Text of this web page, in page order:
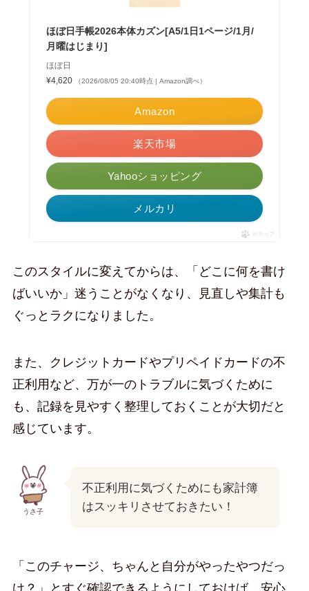
ほぼ日手帳2026本体カズン[A5/1日1ページ/1月/
月曜はじまり]
ほぼ日
¥4,620
（2026/08/05 20:40時点 | Amazon調べ）
Amazon
楽天市場
Yahooショッピング
メルカリ
ポチップ
このスタイルに変えてからは、「どこに何を書け
ばいいか」迷うことがなくなり、見直しや集計も
ぐっとラクになりました。
また、クレジットカードやプリペイドカードの不
正利用など、万が一のトラブルに気づくために
も、記録を見やすく整理しておくことが大切だと
感じています。
うさ子
不正利用に気づくためにも家計簿
はスッキリさせておきたい！
「このチャージ、ちゃんと自分がやったやつだっ
け？」とすぐ確認できるようにしておけば、安心